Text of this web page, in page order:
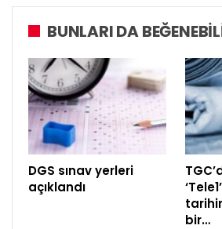
BUNLARI DA
DGS sınav yerleri
açıklandı
bir…